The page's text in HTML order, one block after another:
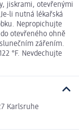
jiskrami, otevřenými
li nutná lékařská
Nepropichujte
otevřeného ohně
zářením.
°F. Nevdechujte
Karlsruhe